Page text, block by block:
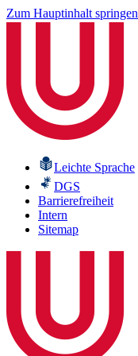
Zum Hauptinhalt springen
Leichte Sprache
DGS
Barrierefreiheit
Intern
Sitemap